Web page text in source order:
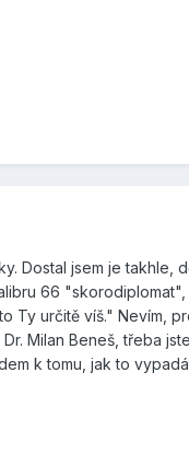
jsem je takhle,
66
Ty určitě víš." Nevím,
Milan Beneš, třeba
k tomu, jak to